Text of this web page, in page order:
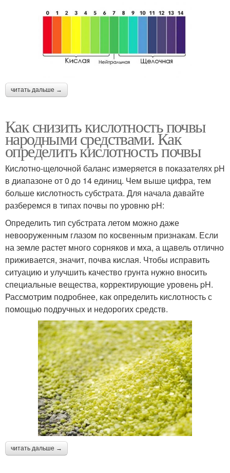
читать дальше →
Как снизить кислотность почвы
народными средствами. Как
определить кислотность почвы
Кислотно-щелочной баланс измеряется в показателях pH
в диапазоне от 0 до 14 единиц. Чем выше цифра, тем
больше кислотность субстрата. Для начала давайте
разберемся в типах почвы по уровню pH:
Определить тип субстрата летом можно даже
невооруженным глазом по косвенным признакам. Если
на земле растет много сорняков и мха, а щавель отлично
приживается, значит, почва кислая. Чтобы исправить
ситуацию и улучшить качество грунта нужно вносить
специальные вещества, корректирующие уровень pH.
Рассмотрим подробнее, как определить кислотность с
помощью подручных и недорогих средств.
читать дальше →